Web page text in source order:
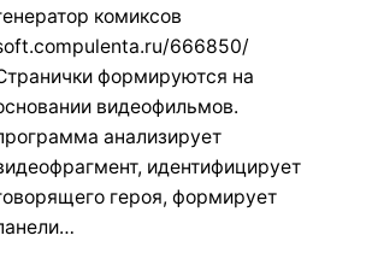
комиксов
666850/
формируются на
видеофильмов.
анализирует
идентифицирует
героя, формирует